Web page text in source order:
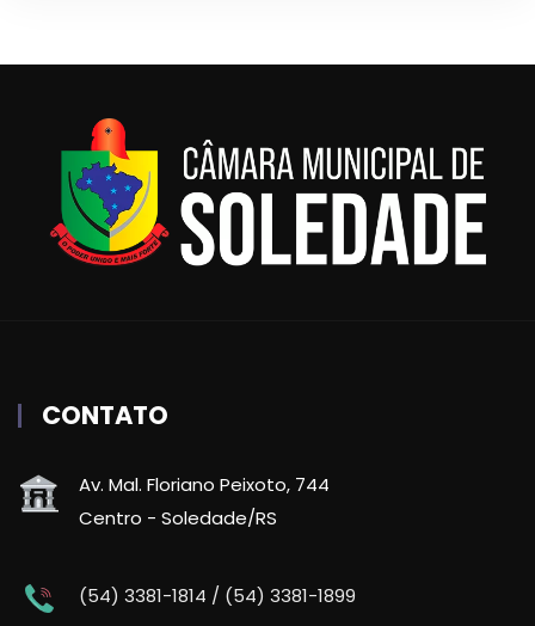
CONTATO
Av. Mal. Floriano Peixoto, 744
Centro - Soledade/RS
(54) 3381-1814 / (54) 3381-1899